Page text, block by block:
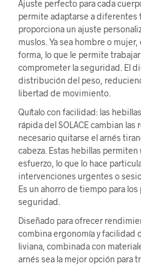
Ajuste perfecto para cada
permite adaptarse a diferentes
proporciona un ajuste
muslos. Ya sea hombre o
forma, lo que le permite
comprometer la seguridad. El
distribución del peso,
libertad de movimiento.
Quítalo con facilidad: las
rápida del SOLACE cambian las
necesario quitarse el arnés
cabeza. Estas hebillas permiten
esfuerzo, lo que lo hace
intervenciones urgentes o
Es un ahorro de tiempo para
seguridad.
Diseñado para ofrecer
combina ergonomía y facilidad
liviana, combinada con
arnés sea la mejor opción para